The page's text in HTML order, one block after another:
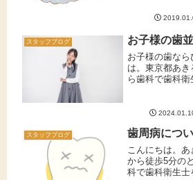
ウスガード の
スタッフブログ お子様の歯
お子様の歯な
は。東京都あ
ら歯科で歯科
の悪いお子さ
っ...
スタッフブログ 歯周病につ
こんにちは。
から徒歩5分の
科で歯科衛生士